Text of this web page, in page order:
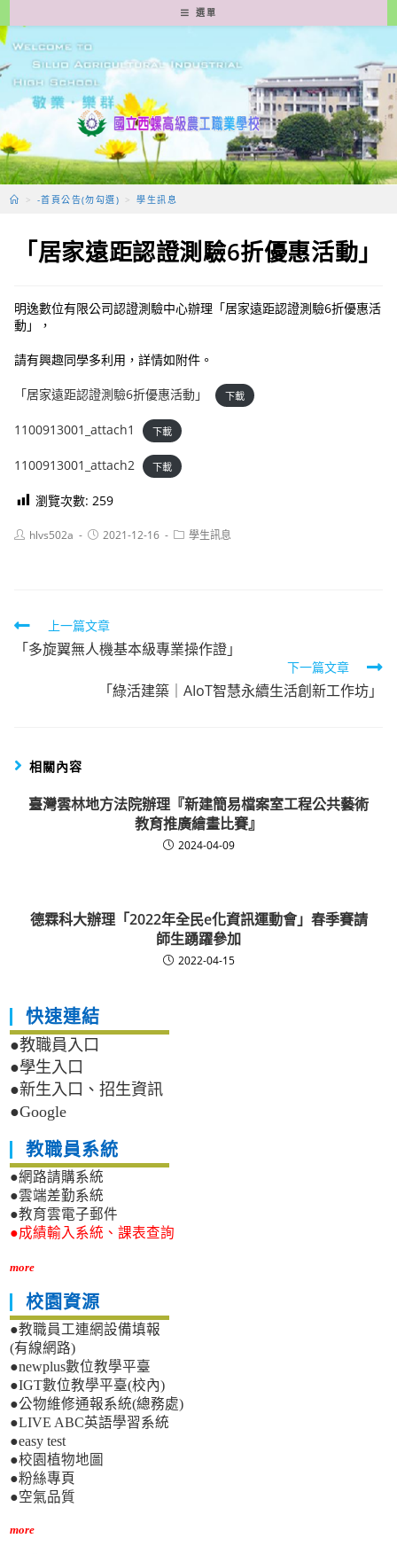
轉
至
要
容
選單
> -首頁公告(勿勾選) > 學生訊息
「居家遠距認證測驗6折優惠活動」
明逸數位有限公司認證測驗中心辦理「居家遠距認證測驗6折優惠活
動」，
請有興趣同學多利用，詳情如附件。
「居家遠距認證測驗6折優惠活動」 下載
1100913001_attach1 下載
1100913001_attach2 下載
瀏覽次數: 259
Posthlvs502a
Post2021-12-16
Post學生訊息
Read
more
上一篇文章
「多旋翼無人機基本級專業操作證」
下一篇文章
「綠活建築｜AIoT智慧永續生活創新工作坊」
相關內容
臺灣雲林地方法院辦理『新建簡易檔案室工程公共藝術
教育推廣繪畫比賽』
2024-04-09
德霖科大辦理「2022年全民e化資訊運動會」春季賽請
師生踴躍參加
2022-04-15
快速連結
●教職員入口
●學生入口
●新生入口、招生資訊
●Google
教職員系統
●網路請購系統
●雲端差勤系統
●教育雲電子郵件
●成績輸入系統、課表查詢
more
校園資源
●教職員工連網設備填報
(有線網路)
●newplus數位教學平臺
●IGT數位教學平臺(校內)
●公物維修通報系統(總務處)
●LIVE ABC英語學習系統
●easy test
●校園植物地圖
●粉絲專頁
●空氣品質
more